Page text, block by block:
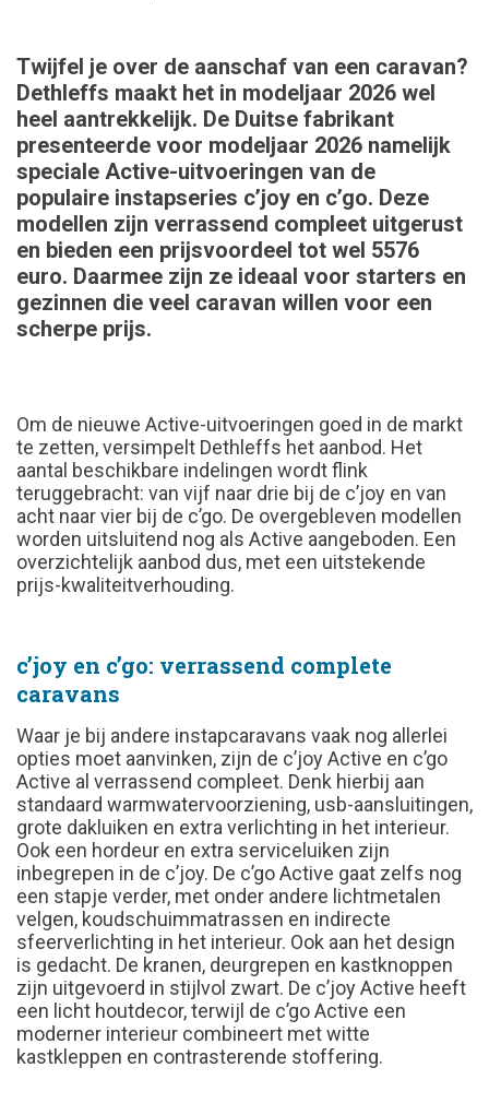
Twijfel je over de aanschaf van een caravan?
Dethleffs maakt het in modeljaar 2026 wel
heel aantrekkelijk. De Duitse fabrikant
presenteerde voor modeljaar 2026 namelijk
speciale Active-uitvoeringen van de
populaire instapseries c’joy en c’go. Deze
modellen zijn verrassend compleet uitgerust
en bieden een prijsvoordeel tot wel 5576
euro. Daarmee zijn ze ideaal voor starters en
gezinnen die veel caravan willen voor een
scherpe prijs.
Om de nieuwe Active-uitvoeringen goed in de markt
te zetten, versimpelt Dethleffs het aanbod. Het
aantal beschikbare indelingen wordt flink
teruggebracht: van vijf naar drie bij de c’joy en van
acht naar vier bij de c’go. De overgebleven modellen
worden uitsluitend nog als Active aangeboden. Een
overzichtelijk aanbod dus, met een uitstekende
prijs-kwaliteitverhouding.
c’joy en c’go: verrassend complete
caravans
Waar je bij andere instapcaravans vaak nog allerlei
opties moet aanvinken, zijn de c’joy Active en c’go
Active al verrassend compleet. Denk hierbij aan
standaard warmwatervoorziening, usb-aansluitingen,
grote dakluiken en extra verlichting in het interieur.
Ook een hordeur en extra serviceluiken zijn
inbegrepen in de c’joy. De c’go Active gaat zelfs nog
een stapje verder, met onder andere lichtmetalen
velgen, koudschuimmatrassen en indirecte
sfeerverlichting in het interieur. Ook aan het design
is gedacht. De kranen, deurgrepen en kastknoppen
zijn uitgevoerd in stijlvol zwart. De c’joyActive heeft
een licht houtdecor, terwijl de c’go Active een
moderner interieur combineert met witte
kastkleppen en contrasterende stoffering.